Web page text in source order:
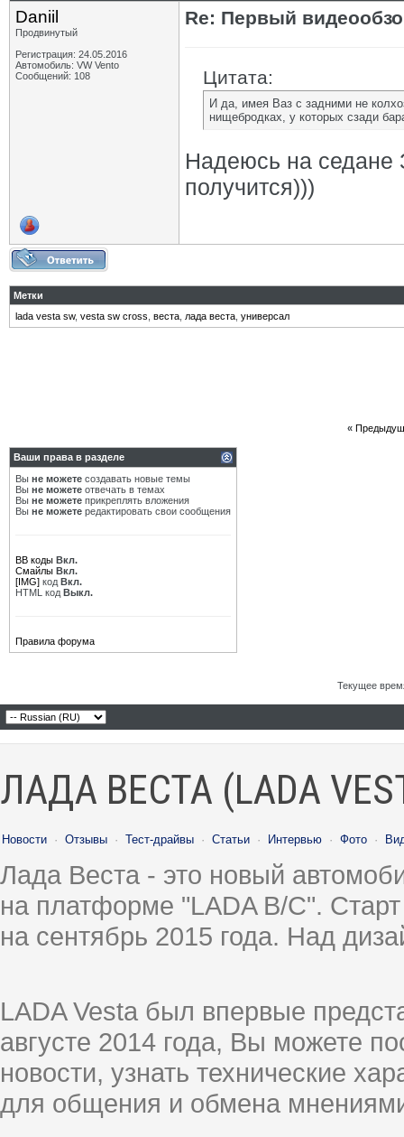
Daniil
Продвинутый
Регистрация: 24.05.2016
Автомобиль: VW Vento
Сообщений: 108
Re: Первый
Цитата:
И да, имея Ваз с задними не
нищебродках, у которых сзади
Надеюсь на седане
получится)))
Метки
lada vesta sw, vesta sw cross веста лада веста универсал
«
Ваши права в разделе
Вы не можете создавать новые темы
Вы не можете отвечать в темах
Вы не можете прикреплять вложения
Вы не можете редактировать свои сообщения
BB коды Вкл.
Смайлы Вкл.
[IMG] код Вкл.
HTML код Выкл.
Правила форума
Текущее
ЛАДА ВЕСТА (LADA
Новости · Отзывы · Тест-драйвы · Статьи · Интервью · Фото ·
Лада Веста - это новый
на платформе "LADA B/C".
на сентябрь 2015 года. Над
LADA Vesta был впервые
августе 2014 года, Вы можете
новости, узнать технические
для общения и обмена